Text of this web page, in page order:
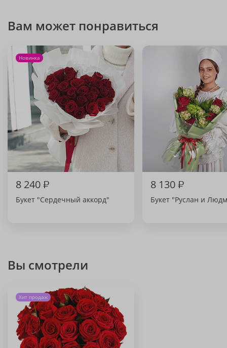
Вам может понравиться
Новинка
8 240₽
Букет "Сердечный аккорд"
8 130₽
Букет "Руслан и
Вы смотрели
Хит продаж